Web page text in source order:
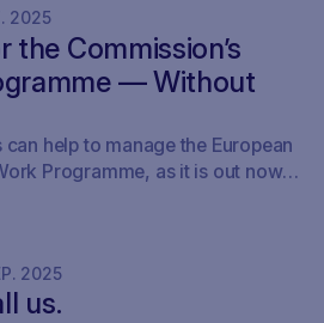
. 2025
Commission’s
— Without
help to manage the European
Programme, as it is out now.
. 2025
us.